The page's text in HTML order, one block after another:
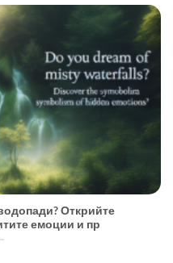
Открийте
емоции и пр